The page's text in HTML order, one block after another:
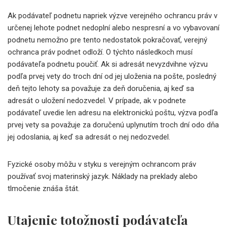
Ak podávateľ podnetu napriek výzve verejného ochrancu práv v
určenej lehote podnet nedoplní alebo nespresní a vo vybavovaní
podnetu nemožno pre tento nedostatok pokračovať, verejný
ochranca práv podnet odloží. O týchto následkoch musí
podávateľa podnetu poučiť. Ak si adresát nevyzdvihne výzvu
podľa prvej vety do troch dní od jej uloženia na pošte, posledný
deň tejto lehoty sa považuje za deň doručenia, aj keď sa
adresát o uložení nedozvedel. V prípade, ak v podnete
podávateľ uvedie len adresu na elektronickú poštu, výzva podľa
prvej vety sa považuje za doručenú uplynutím troch dní odo dňa
jej odoslania, aj keď sa adresát o nej nedozvedel.
Fyzické osoby môžu v styku s verejným ochrancom práv
používať svoj materinský jazyk. Náklady na preklady alebo
tlmočenie znáša štát.
Utajenie totožnosti podávateľa